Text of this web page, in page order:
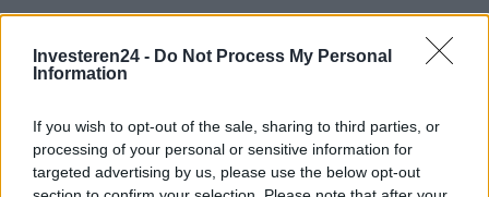
Investeren24 - Do Not Process My Personal
Information
If you wish to opt-out of the sale, sharing to third parties, or
processing of your personal or sensitive information for
targeted advertising by us, please use the below opt-out
Verder lezen
NEWS